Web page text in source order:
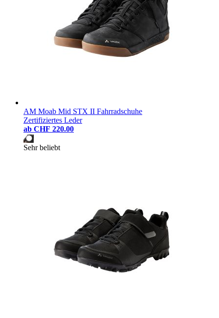
AM Moab Mid STX II Fahrradschuhe
Zertifiziertes Leder
ab CHF 220.00
Sehr beliebt